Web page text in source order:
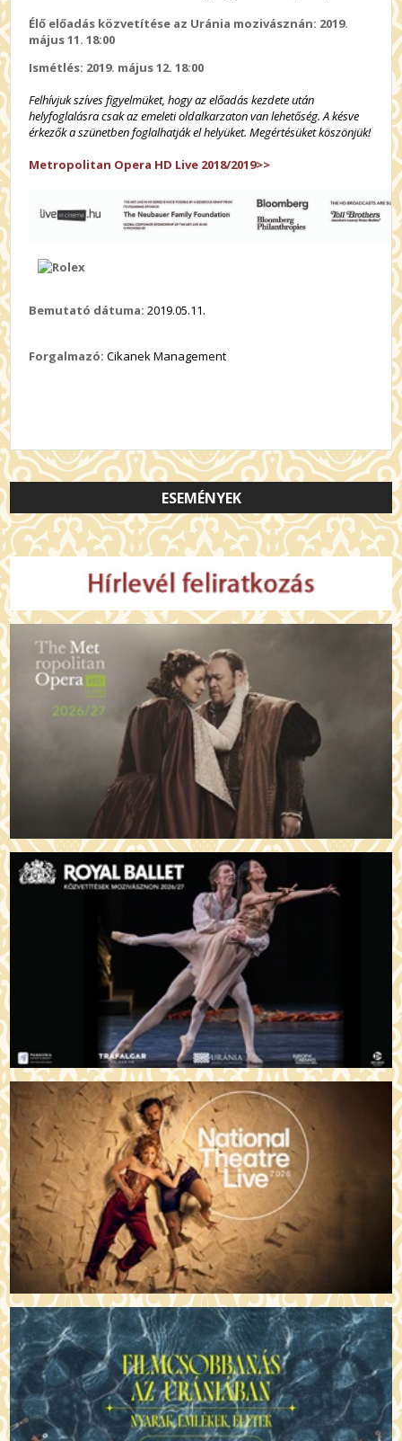
Élő előadás közvetítése az Uránia mozivásznán: 2019.
május 11. 18:00
Ismétlés: 2019. május 12. 18:00
Felhívjuk szíves figyelmüket, hogy az előadás kezdete után
helyfoglalásra csak az emeleti oldalkarzaton van lehetőség. A késve
érkezők a szünetben foglalhatják el helyüket. Megértésüket köszönjük!
Metropolitan Opera HD Live 2018/2019>>
Bemutató dátuma: 2019.05.11.
Forgalmazó: Cikanek Management
ESEMÉNYEK